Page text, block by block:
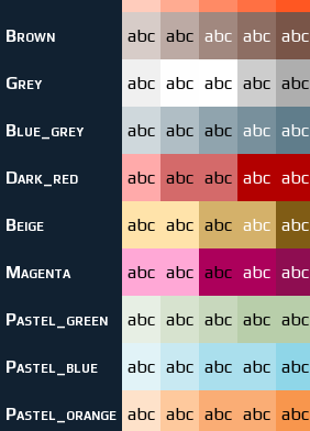
Brown abc abc abc abc abc
Grey abc abc abc abc abc
Blue_grey abc abc abc abc abc
Dark_red abc abc abc abc abc
Beige abc abc abc abc abc
Magenta abc abc abc abc abc
Pastel_green abc abc abc abc abc
Pastel_blue abc abc abc abc abc
Pastel_orange abc abc abc abc abc